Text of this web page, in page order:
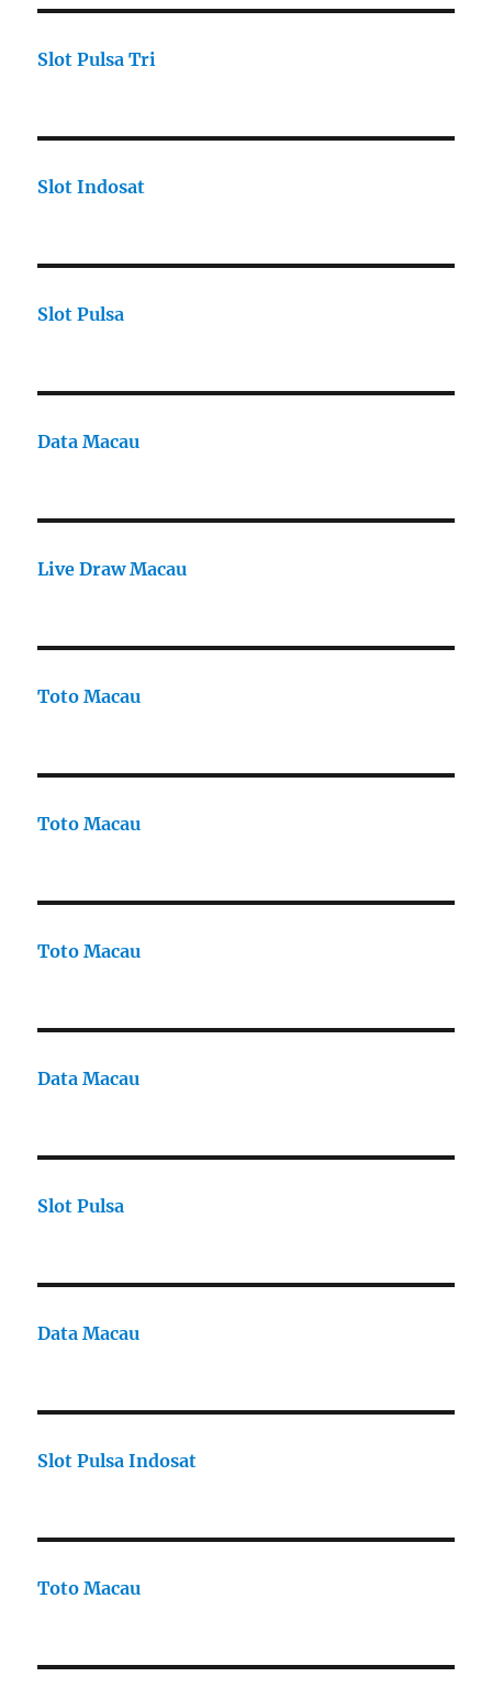
Slot Pulsa Tri
Slot Indosat
Slot Pulsa
Data Macau
Live Draw Macau
Toto Macau
Toto Macau
Toto Macau
Data Macau
Slot Pulsa
Data Macau
Slot Pulsa Indosat
Toto Macau